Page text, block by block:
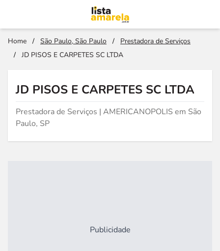
Home / São Paulo, São Paulo /
Prestadora de Serviços
/
JD PISOS E CARPETES SC LTDA
JD PISOS E CARPETES SC LTDA
Prestadora de Serviços | AMERICANOPOLIS em São
Paulo, SP
Publicidade